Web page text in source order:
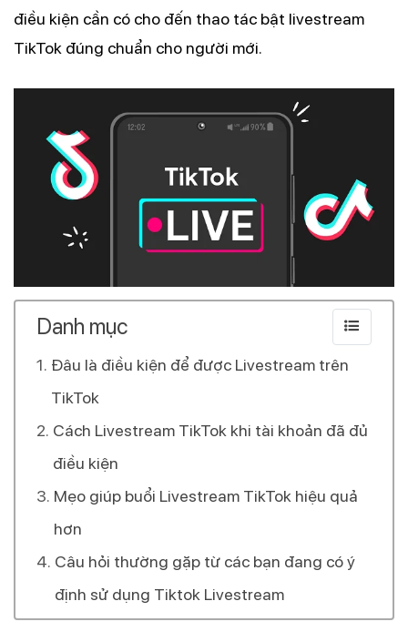
điều kiện cần có cho đến thao tác bật livestream
TikTok đúng chuẩn cho người mới.
Danh mục
Đâu là điều kiện để được Livestream trên
TikTok
Cách Livestream TikTok khi tài khoản đã đủ
điều kiện
Mẹo giúp buổi Livestream TikTok hiệu quả
hơn
Câu hỏi thường gặp từ các bạn đang có ý
định sử dụng Tiktok Livestream